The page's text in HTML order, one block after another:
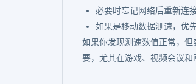
必要时忘记网络后重新连
如果是移动数据测速，优
如果你发现测速数值正常，
要，尤其在游戏、视频会议和